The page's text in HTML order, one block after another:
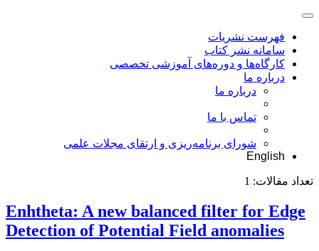
فهرست نشریات
سامانه نشر کتاب
کارگاه‌ها و دوره‌های آموزشی تخصصی
درباره ما
درباره ما
تماس با ما
شورای برنامه‌ریزی و ارتقای مجلات علمی
English
تعداد مقالات: 1
Enhtheta: A new balanced filter for Edge
Detection of Potential Field anomalies